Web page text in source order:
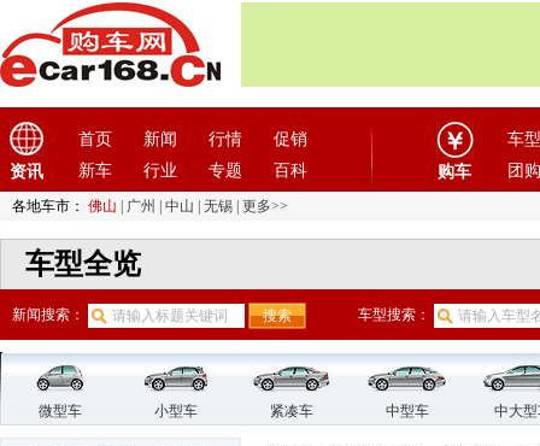
资讯
首页 新闻 行情
促销
新车
行业 专题 百科 购车
车型
团购
各地车市： 佛山 广州 中山 无锡 更多>>
车型全览
新闻搜索： 车型搜索：
微型车 小型车 紧凑车 中型车 中大
广汽传祺(19)
广汽吉奥(16)
广汽集团(2)
国机智骏 (3)
国金汽车
(1)
H
哈飞汽车(6)
哈弗(26)
海格(2)
海马汽车(23)
汉龙汽车(1)
汉腾汽车
昊铂(2)